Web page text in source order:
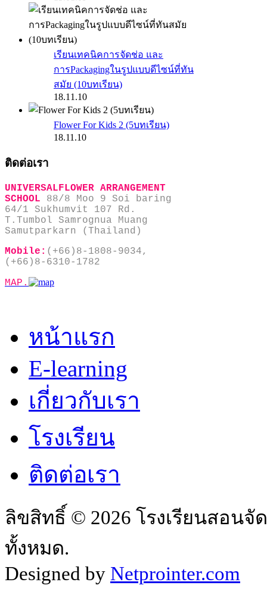
เรียนเทคนิคการจัดช่อ และ
การPackagingในรูปแบบดีไซน์ที่ทัน
สมัย (10บทเรียน)
18.11.10
Flower For Kids 2 (5บทเรียน)
18.11.10
ติดต่อเรา
UNIVERSALFLOWER ARRANGEMENT
SCHOOL
88/8 Moo 9 Soi baring
64/1 Sukhumvit 107 Rd.
T.Tumbol Samrognua Muang
Samutparkarn (Thailand)
Mobile: (+66)8-1808-9034,
(+66)8-6310-1782
MAP.
หน้าแรก
E-learning
เกี่ยวกับเรา
โรงเรียน
ติดต่อเรา
ลิขสิทธิ์ © 2026 โรงเรียนสอน
ทั้งหมด.
Designed by Netprointer.com